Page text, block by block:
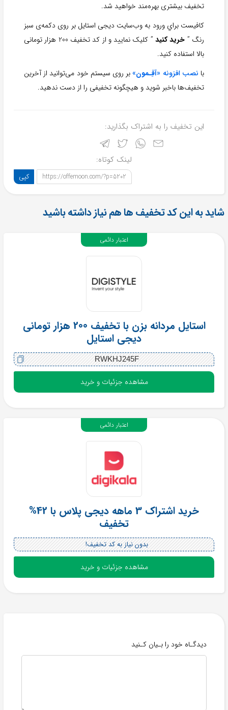
تخفیف بیشتری بهره‌مند خواهید شد.
كافيست براي ورود به وب‌سایت دیجی استایل بر روی دكمه‌ی سبز
رنگ ” خريد كنيد
” كليک نماييد و از کد تخفيف 200 هزار تومانی
بالا استفاده كنيد.
با نصب افزونه «آفِـمون»بر روی سیستم خود می‌توانید از آخرین
تخفیف‌ها باخبر شوید و هیچگونه تخفیفی را از دست ندهید.
این تخفیف را به اشتراک بگذارید:
لینک کوتاه:
https://offemoon.com/?p=5202 کپی
شاید به این کد تخفیف ها هم نیاز داشته باشید
استایل مردانه بزن با تخفیف 200 هزار تومانی
دیجی استایل
RWKHJ245F
مشاهده جزئیات و خرید
اعتبار دائمی
خرید اشتراک 3 ماهه دیجی پلاس با 42%
تخفیف
بدون نیاز به کد تخفیف!
مشاهده جزئیات و خرید
اعتبار دائمی
دیدگـاه خود را بـیان کـنید